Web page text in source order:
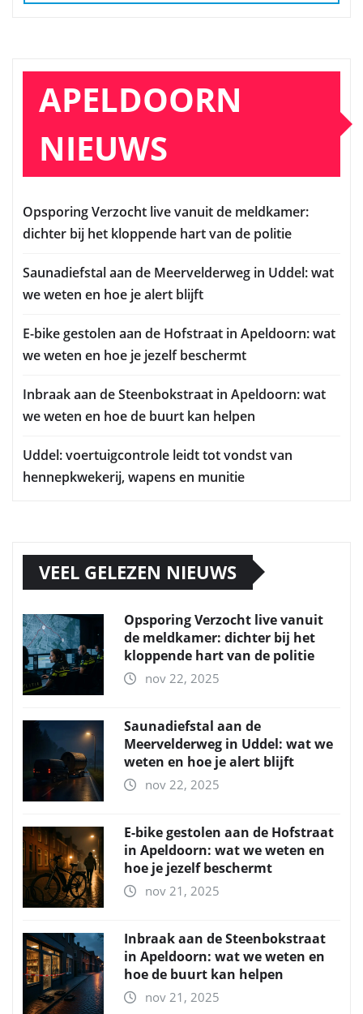
APELDOORN
NIEUWS
Opsporing Verzocht live vanuit de meldkamer:
dichter bij het kloppende hart van de politie
Saunadiefstal aan de Meervelderweg in Uddel: wat
we weten en hoe je alert blijft
E-bike gestolen aan de Hofstraat in Apeldoorn: wat
we weten en hoe je jezelf beschermt
Inbraak aan de Steenbokstraat in Apeldoorn: wat
we weten en hoe de buurt kan helpen
Uddel: voertuigcontrole leidt tot vondst van
hennepkwekerij, wapens en munitie
VEEL GELEZEN NIEUWS
Opsporing Verzocht live vanuit
de meldkamer: dichter bij het
kloppende hart van de politie
nov 22, 2025
Saunadiefstal aan de
Meervelderweg in Uddel: wat we
weten en hoe je alert blijft
nov 22, 2025
E-bike gestolen aan de Hofstraat
in Apeldoorn: wat we weten en
hoe je jezelf beschermt
nov 21, 2025
Inbraak aan de Steenbokstraat
in Apeldoorn: wat we weten en
hoe de buurt kan helpen
nov 21, 2025